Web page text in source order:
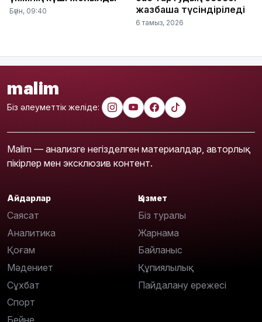
Бүгін, 09:40
жазбаша түсіндіріледі
6 тамыз, 2026
malim
Біз әлеуметтік желіде:
Malim — анализге негізделген материалдар, авторлық
пікірлер мен эксклюзив контент.
Айдарлар
Саясат
Аналитика
Қоғам
Мәдениет
Сұхбат
Спорт
Бейне
Қызмет
Біз туралы
Жарнама
Байланыс
Құпиялылық
Пайдалану ережесі